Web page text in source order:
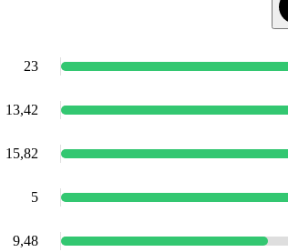
23
13,42
15,82
5
9,48